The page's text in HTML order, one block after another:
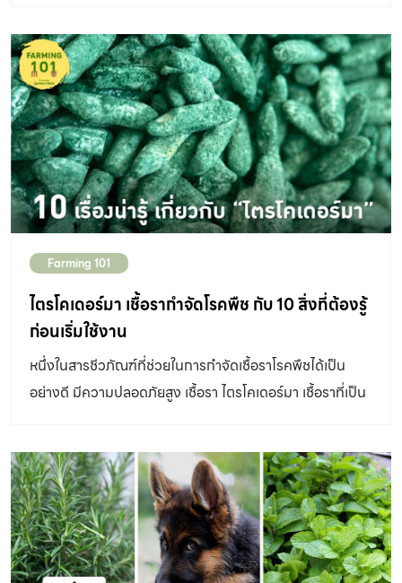
Farming 101
ไตรโคเดอร์มา เชื้อรากำจัดโรคพืช กับ 10 สิ่งที่ต้องรู้
ก่อนเริ่มใช้งาน
หนึ่งในสารชีวภัณฑ์ที่ช่วยในการกำจัดเชื้อราโรคพืชได้เป็น
อย่างดี มีความปลอดภัยสูง เชื้อรา ไตรโคเดอร์มา เชื้อราที่เป็น